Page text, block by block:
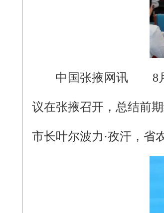
中国张掖网讯 8月
议在张掖召开，总结前
市长叶尔波力·孜汗，省